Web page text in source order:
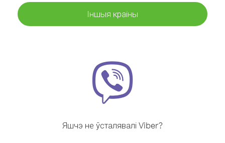
Іншыя краіны
Яшчэ не ўсталявалі Viber?